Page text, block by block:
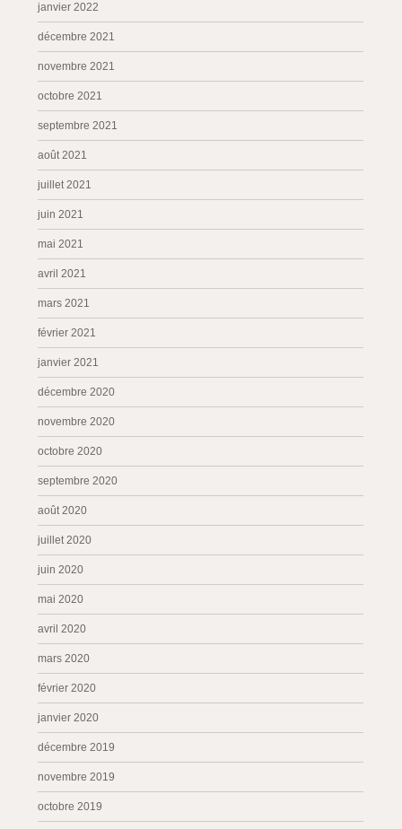
janvier 2022
décembre 2021
novembre 2021
octobre 2021
septembre 2021
août 2021
juillet 2021
juin 2021
mai 2021
avril 2021
mars 2021
février 2021
janvier 2021
décembre 2020
novembre 2020
octobre 2020
septembre 2020
août 2020
juillet 2020
juin 2020
mai 2020
avril 2020
mars 2020
février 2020
janvier 2020
décembre 2019
novembre 2019
octobre 2019